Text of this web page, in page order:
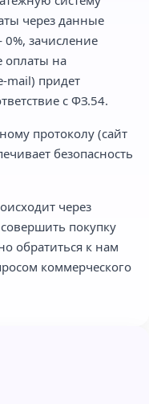
через данные
зачисление
оплаты на
mail) придет
с ФЗ.54.
протоколу (сайт
безопасность
через
покупку
обратиться к нам
коммерческого